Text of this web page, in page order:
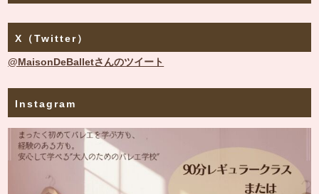
X（Twitter）
@MaisonDeBalletさんのツイート
Instagram